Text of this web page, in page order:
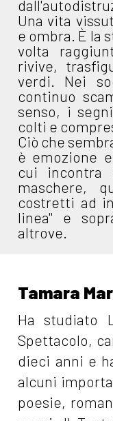
Una vita
e ombra. È la
volta
rivive,
verdi. Nei
continuo
senso, i
colti e
Ciò che
è emozione
cui incontra
maschere,
costretti ad
linea" e
altrove.
Tamara